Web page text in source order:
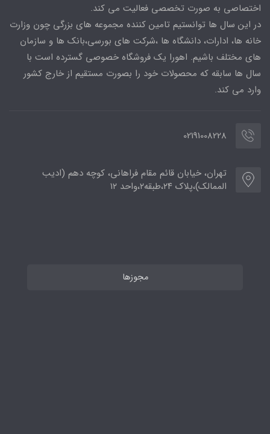
اختصاصی به صورت تخصصی فعالیت می کند.
در این سال ها توانستیم تامین کننده مجموعه های بزرگی چون وزارت
خانه ها، ادارات، دانشگاه ها ،شرکت های بورسی،بانک ها و سازمان
های مختلف باشیم. اهورا یک فروشگاه خصوصی گسترده است با
سال ها سابقه که محصولات خود را بصورت مستقیم از خارج کشور
وارد می کند.
02191008228
تهران، خیابان قائم مقام فراهانی، کوچه دهم (ادیب
الممالک)،پلاک ۲۴،طبقه۲،واحد ۱۲
مجوزها